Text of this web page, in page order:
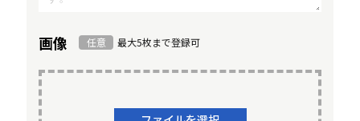
画像 任意 最大5枚まで登録可